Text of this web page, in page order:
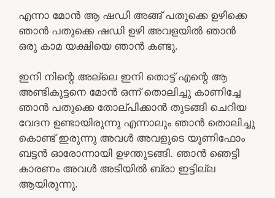
എന്നാ മോൻ ആ ഷഡി അങ്ങ് പതുക്കെ ഉഴിക്കെ
ഞാൻ പതുക്കെ ഷഡി ഉഴി അവളയിൽ ഞാൻ
ഒരു കാമ യക്ഷിയെ ഞാൻ കണ്ടു.
ഇനി നിന്റെ അല്ലെ ഇനി തൊട്ട് എന്റെ ആ
അണ്ടികുട്ടനെ മോൻ ഒന്ന് തൊലിച്ചു കാണിച്ചേ
ഞാൻ പതുക്കെ തോല്പിക്കാൻ തുടങ്ങി ചെറിയ
വേദന ഉണ്ടായിരുന്നു എന്നാലും ഞാൻ തൊലിച്ചു
കൊണ്ട് ഇരുന്നു അവൾ അവളുടെ യൂണിഫോം
ബട്ടൻ ഓരോന്നായി ഉഴന്തുടങ്ങി. ഞാൻ ഞെട്ടി
കാരണം അവൾ അടിയിൽ ബ്രാ ഇട്ടില്ല
ആയിരുന്നു.